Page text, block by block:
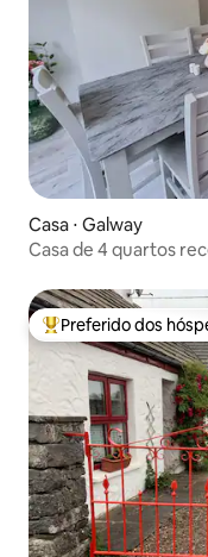
Casa ⋅ Galway
Casa de 4 quartos
Entre os melhores
Preferido dos